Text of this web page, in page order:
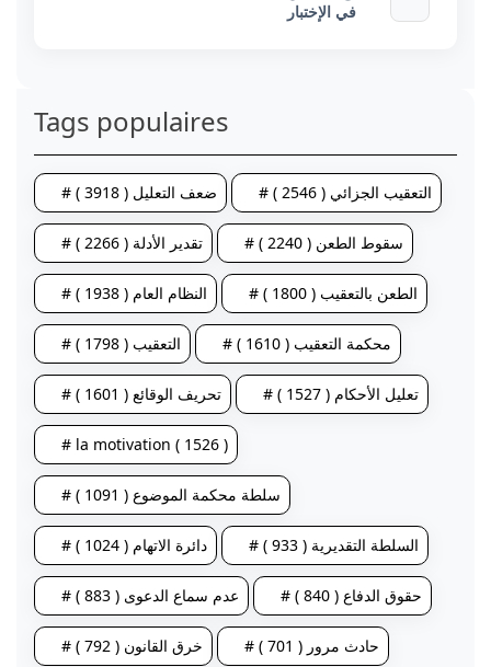
في الإختبار
Tags populaires
# ضعف التعليل ( 3918 ) # التعقيب الجزائي ( 2546 )
# تقدير الأدلة ( 2266 ) # سقوط الطعن ( 2240 )
# النظام العام ( 1938 ) # الطعن بالتعقيب ( 1800 )
# التعقيب ( 1798 ) # محكمة التعقيب ( 1610 )
# تحريف الوقائع ( 1601 ) # تعليل الأحكام ( 1527 )
# la motivation ( 1526 )
# سلطة محكمة الموضوع ( 1091 )
# دائرة الاتهام ( 1024 ) # السلطة التقديرية ( 933 )
# عدم سماع الدعوى ( 883 ) # حقوق الدفاع ( 840 )
# خرق القانون ( 792 ) # حادث مرور ( 701 )